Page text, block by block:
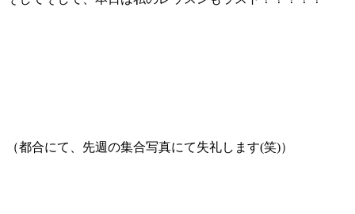
（都合にて、先週の集合写真にて失礼します(笑)）